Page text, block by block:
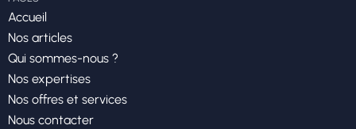
Accueil
Nos articles
Qui sommes-nous ?
Nos expertises
Nos offres et services
Nous contacter